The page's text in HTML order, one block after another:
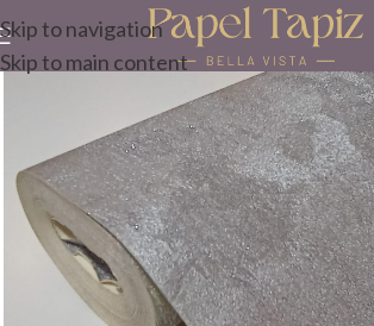
Skip to navigation
Skip to main content